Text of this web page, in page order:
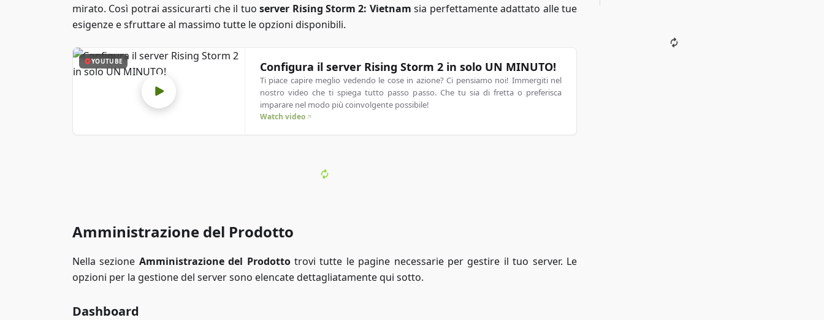
mirato. Così potrai assicurarti che il tuoserver Rising Storm 2: Vietnam sia perfettamente adattato alle tue
esigenze e sfruttare al massimo tutte le opzioni disponibili.
YOUTUBE Configura il server Rising Storm 2 in solo UN MINUTO!
Ti piace capire meglio vedendo le cose in azione? Ci pensiamo noi! Immergiti nel
nostro video che ti spiega tutto passo passo. Che tu sia di fretta o preferisca
imparare nel modo più coinvolgente possibile!
Watch video
Amministrazione del Prodotto
Nella sezione Amministrazione del Prodottotrovi tutte le pagine necessarie per gestire il tuo server. Le
opzioni per la gestione del server sono elencate dettagliatamente qui sotto.
Dashboard